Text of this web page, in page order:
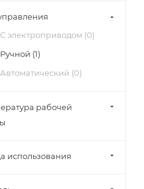
Смесительный (
Разделительный (0)
С электроприводом (0)
Ручной (1)
Автоматический (0)
рабочей
использования